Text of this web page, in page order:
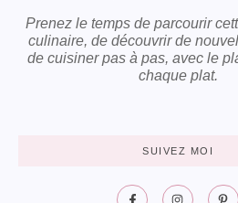
Prenez le temps de parcourir
culinaire, de découvrir de
de cuisiner pas à pas, avec le
chaque plat.
SUIVEZ MOI